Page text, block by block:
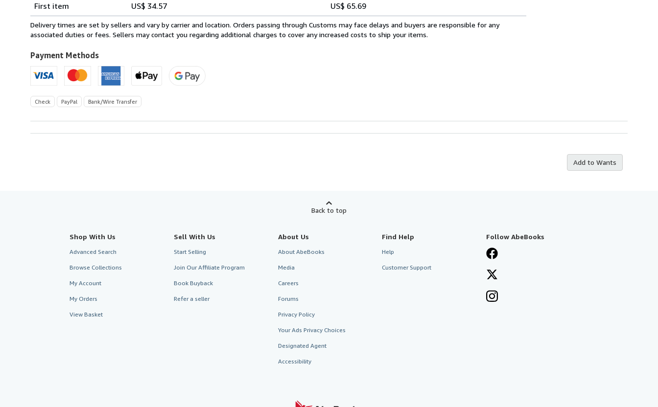
rates
from
Germany
U.S.A.
First item
US$ 34.57 US$ 65.69
Delivery times are set by sellers and vary by carrier and location. Orders passing through Customs may face delays and buyers are responsible for any
associated duties or fees. Sellers may contact you regarding additional charges to cover any increased costs to ship your items.
Payment Methods
Check PayPal Bank/Wire Transfer
Add to Wants
Back to top
Shop With Us
Advanced Search
Browse Collections
My Account
My Orders
View Basket
Sell With Us
Start Selling
Join Our Affiliate Program
Book Buyback
Refer a seller
About Us
About AbeBooks
Media
Careers
Forums
Privacy Policy
Your Ads Privacy Choices
Designated Agent
Accessibility
Find Help
Help
Customer Support
Follow AbeBooks